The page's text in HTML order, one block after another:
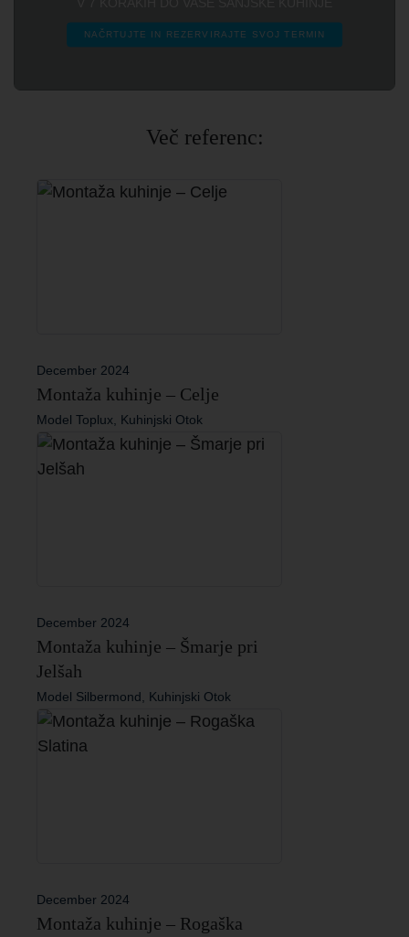
NAČRTUJTE IN REZERVIRAJTE SVOJ TERMIN
Več referenc:
December 2024
Montaža kuhinje – Celje
Model Toplux, Kuhinjski Otok
December 2024
Montaža kuhinje – Šmarje pri
Jelšah
Model Silbermond, Kuhinjski Otok
December 2024
Montaža kuhinje – Rogaška